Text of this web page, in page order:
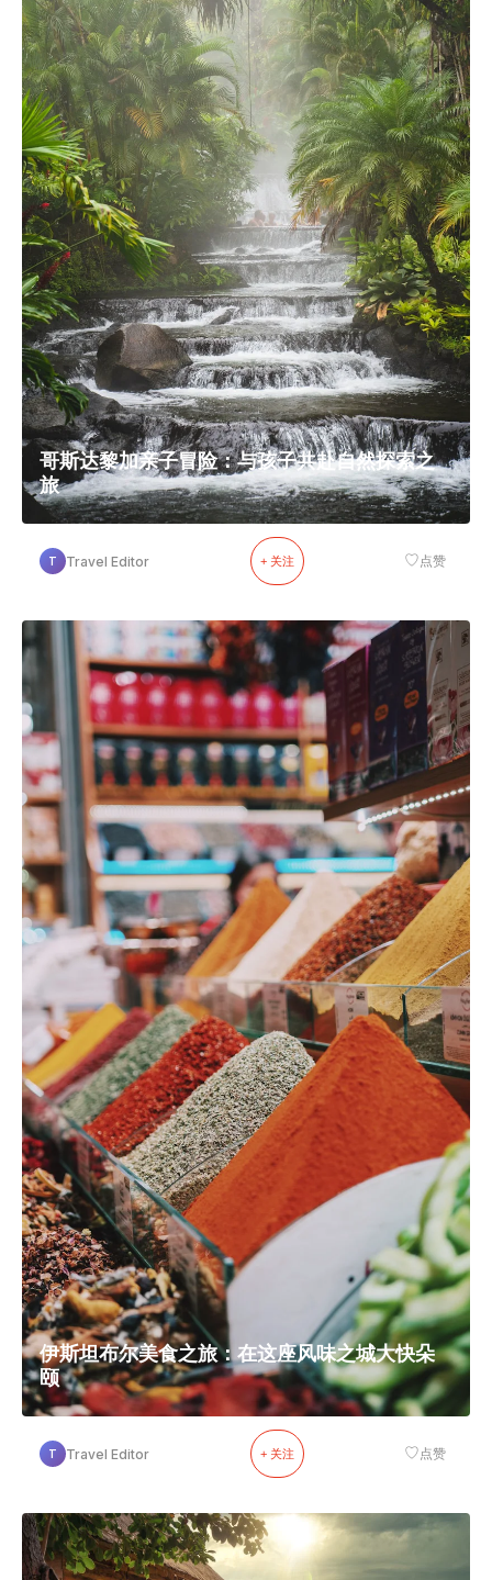
哥斯达黎加亲子冒险：与孩子共赴自然探索之
旅
T Travel Editor + 关注 ♡ 点赞
伊斯坦布尔美食之旅：在这座风味之城大快朵
颐
T Travel Editor + 关注 ♡ 点赞